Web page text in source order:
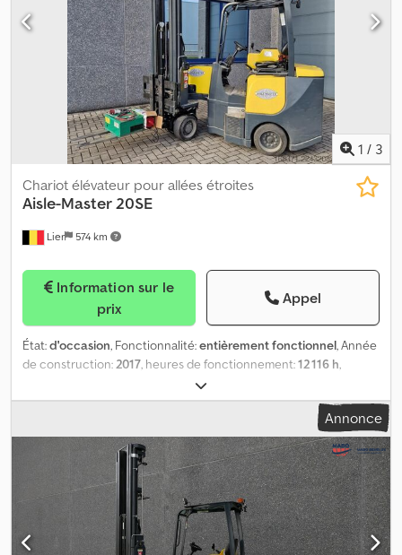
1 / 3
Lier 574 km
Chariot élévateur pour allées étroites
Aisle-Master20SE
prix
Appel
État:d'occasion, Fonctionnalité:entièrement fonctionnel, Année
de construction:2017, heures de fonctionnement:12 116 h,
, hauteur de levage:
libre:1 965 mm, type de carburant:électrique, type de mât:
, L’Aisle-Master 20 SE est un chariot
élévateur à faible largeur de voie fabriqué en 2017 et ayant
cumulé 12 116 heures de fonctionnement. Cedezpwmwopfx Ah
Annonce